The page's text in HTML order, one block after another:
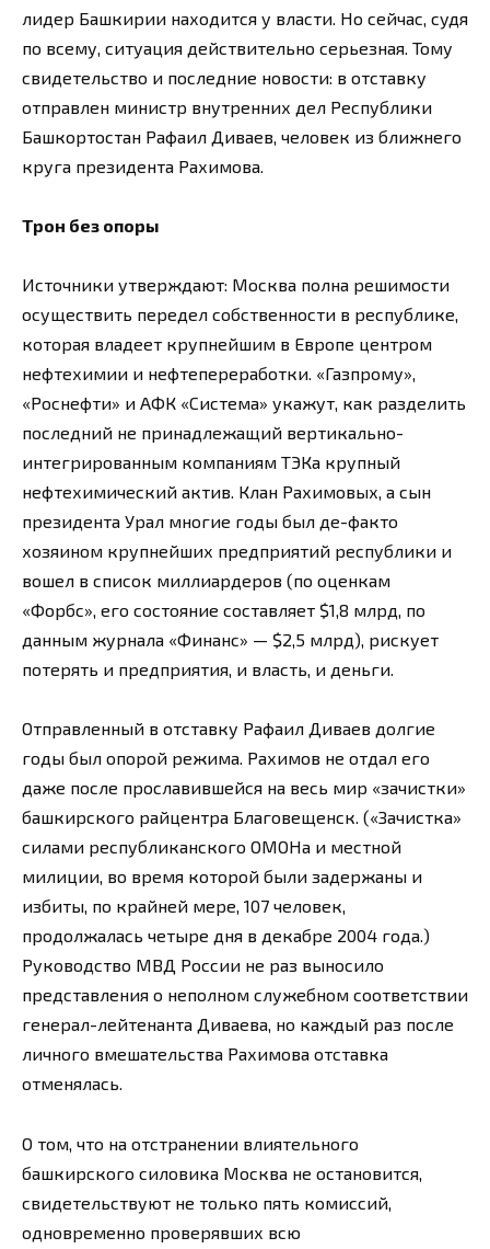
лидер Башкирии находится у власти. Но сейчас, судя
по всему, ситуация действительно серьезная. Тому
свидетельство и последние новости: в отставку
отправлен министр внутренних дел Республики
Башкортостан Рафаил Диваев, человек из ближнего
круга президента Рахимова.
Трон без опоры
Источники утверждают: Москва полна решимости
осуществить передел собственности в республике,
которая владеет крупнейшим в Европе центром
нефтехимии и нефтепереработки. «Газпрому»,
«Роснефти» и АФК «Система» укажут, как разделить
последний не принадлежащий вертикально-
интегрированным компаниям ТЭКа крупный
нефтехимический актив. Клан Рахимовых, а сын
президента Урал многие годы был де-факто
хозяином крупнейших предприятий республики и
вошел в список миллиардеров (по оценкам
«Форбс», его состояние составляет $1,8 млрд, по
данным журнала «Финанс» — $2,5 млрд), рискует
потерять и предприятия, и власть, и деньги.
Отправленный в отставку Рафаил Диваев долгие
годы был опорой режима. Рахимов не отдал его
даже после прославившейся на весь мир «зачистки»
башкирского райцентра Благовещенск. («Зачистка»
силами республиканского ОМОНа и местной
милиции, во время которой были задержаны и
избиты, по крайней мере, 107 человек,
продолжалась четыре дня в декабре 2004 года.)
Руководство МВД России не раз выносило
представления о неполном служебном соответствии
генерал-лейтенанта Диваева, но каждый раз после
личного вмешательства Рахимова отставка
отменялась.
О том, что на отстранении влиятельного
башкирского силовика Москва не остановится,
свидетельствуют не только пять комиссий,
одновременно проверявших всю